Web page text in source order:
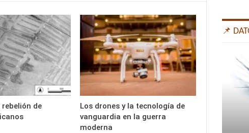
de
Los drones y la tecnología de
vanguardia en la guerra
moderna
📌